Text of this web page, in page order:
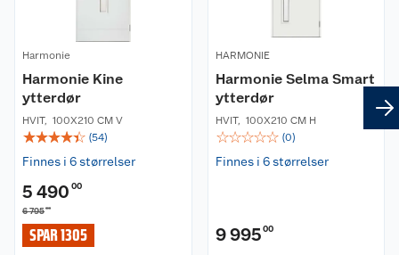
Harmonie
Harmonie Kine
ytterdør
HVIT, 100X210 CM V
☆☆☆☆☆ (54)
Finnes i 6 størrelser
5 490 00
6 79500
SPAR 1305
HARMONIE
Harmonie Selma Smart
ytterdør
HVIT, 100X210 CM H
☆☆☆☆☆ (0)
Finnes i 6 størrelser
9 995 00
Butikker
Kontakt oss
Retur- og angrerett
Reklamasjon
Ofte stilte spørsmål
Våre merkevarer
Våre kjeder
Kjøpsvilkår
Personvern
Cookies
Åpent kjøp
Hageinspirasjon
Oppussing med innemaling